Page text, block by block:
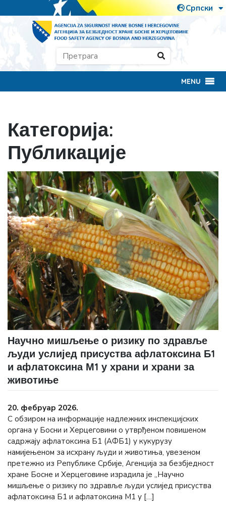
MENU
Категорија:
Публикације
Научно мишљење о ризику по здравље
људи услијед присуства афлатоксина Б1
и афлатоксина М1 у храни и храни за
животиње
20. фебруар 2026.
С обзиром на информације надлежних инспекцијских
органа у Босни и Херцеговини о утврђеном повишеном
садржају афлатоксина Б1 (АФБ1) у кукурузу
намијењеном за исхрану људи и животиња, увезеном
претежно из Републике Србије, Агенција за безбједност
хране Босне и Херцеговине израдила је „Научно
мишљење о ризику по здравље људи услијед присуства
афлатоксина Б1 и афлатоксина М1 у […]